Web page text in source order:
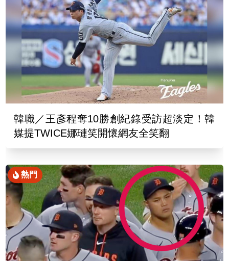
韓職／王彥程奪10勝創紀錄受訪超淡定！韓
媒提TWICE娜璉笑開懷網友全笑翻
熱門